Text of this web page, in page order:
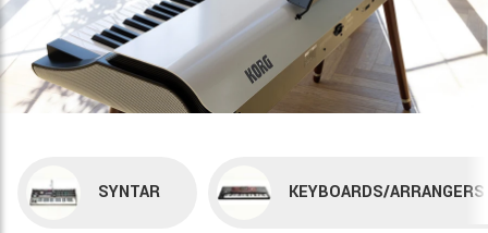
SYNTAR KEYBOARDS/ARRANGERS